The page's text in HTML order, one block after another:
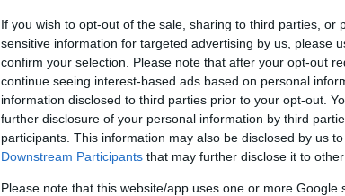
If you wish to opt-out of the sale, sharing to third parties, or
sensitive information for targeted advertising by us, please
confirm your selection. Please note that after your opt-out
continue seeing interest-based ads based on personal
information disclosed to third parties prior to your opt-out.
further disclosure of your personal information by third
participants. This information may also be disclosed by us
Downstream Participants that may further disclose it to
Please note that this website/app uses one or more